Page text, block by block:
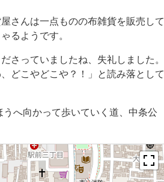
さんは一点ものの布雑貨を販売して
るようです。
さっていましたね、失礼しました。
どこやどこや？！」と読み落として
へ向かって歩いていく道、中条公